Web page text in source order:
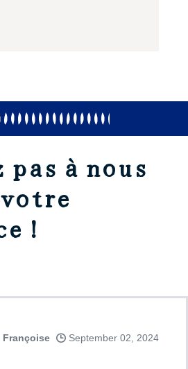
à nous
!
Françoise September 02, 2024